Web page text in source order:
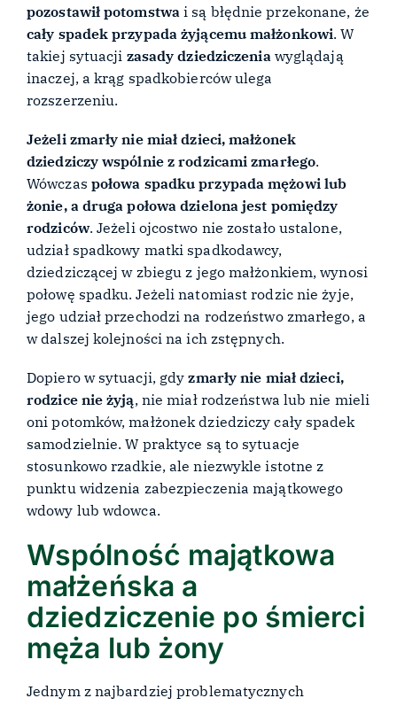
pozostawił potomstwa i są błędnie przekonane, że
cały spadek przypada żyjącemu małżonkowi. W
takiej sytuacji zasady dziedziczeniawyglądają
inaczej, a krąg spadkobierców ulega
rozszerzeniu.
Jeżeli zmarły nie miał dzieci, małżonek
dziedziczy wspólnie z rodzicami zmarłego.
Wówczas połowa spadku przypada mężowi lub
żonie, a druga połowa dzielona jest pomiędzy
rodziców. Jeżeli ojcostwo nie zostało ustalone,
udział spadkowy matki spadkodawcy,
dziedziczącej w zbiegu z jego małżonkiem, wynosi
połowę spadku. Jeżeli natomiast rodzic nie żyje,
jego udział przechodzi na rodzeństwo zmarłego, a
w dalszej kolejności na ich zstępnych.
Dopiero w sytuacji, gdyzmarły nie miał dzieci,
rodzice nie żyją, nie miał rodzeństwa lub nie mieli
oni potomków, małżonek dziedziczy cały spadek
samodzielnie. W praktyce są to sytuacje
stosunkowo rzadkie, ale niezwykle istotne z
punktu widzenia zabezpieczenia majątkowego
wdowy lub wdowca.
Wspólność majątkowa
małżeńska a
dziedziczenie po śmierci
męża lub żony
Jednym z najbardziej problematycznych